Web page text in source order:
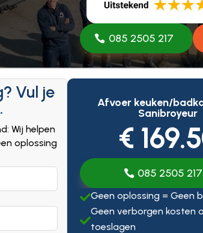
085 2505 217
Vul je
Wij helpen
oplossing
Afvoer keuken/
Sanibroyeur
€
085 2505 217
Geen oplossing = Geen

Geen verborgen kosten
toeslagen